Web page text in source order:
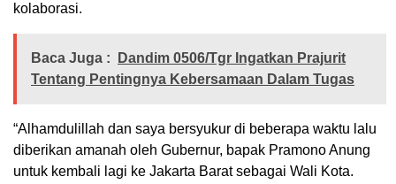
kolaborasi.
Baca Juga :
Dandim 0506/Tgr Ingatkan Prajurit
Tentang Pentingnya Kebersamaan Dalam Tugas
“Alhamdulillah dan saya bersyukur di beberapa waktu lalu
diberikan amanah oleh Gubernur, bapak Pramono Anung
untuk kembali lagi ke Jakarta Barat sebagai Wali Kota.